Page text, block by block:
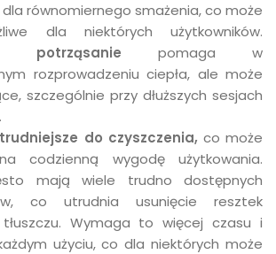
równomiernego smażenia, co może
dla niektórych użytkowników.
potrząsanie pomaga w
rozprowadzeniu ciepła, ale może
szczególnie przy dłuższych sesjach
do czyszczenia, co może
codzienną wygodę użytkowania.
mają wiele trudno dostępnych
co utrudnia usunięcie resztek
Wymaga to więcej czasu i
użyciu, co dla niektórych może